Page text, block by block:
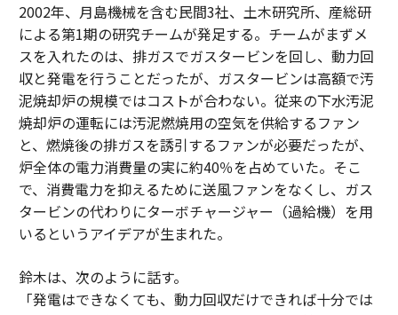
2002年、月島機械を含む民間3社、土木研究所、産総研
による第1期の研究チームが発足する。チームがまずメ
スを入れたのは、排ガスでガスタービンを回し、動力回
収と発電を行うことだったが、ガスタービンは高額で汚
泥焼却炉の規模ではコストが合わない。従来の下水汚泥
焼却炉の運転には汚泥燃焼用の空気を供給するファン
と、燃焼後の排ガスを誘引するファンが必要だったが、
炉全体の電力消費量の実に約40％を占めていた。そこ
で、消費電力を抑えるために送風ファンをなくし、ガス
タービンの代わりにターボチャージャー（過給機）を用
いるというアイデアが生まれた。
鈴木は、次のように話す。
「発電はできなくても、動力回収だけできれば十分では